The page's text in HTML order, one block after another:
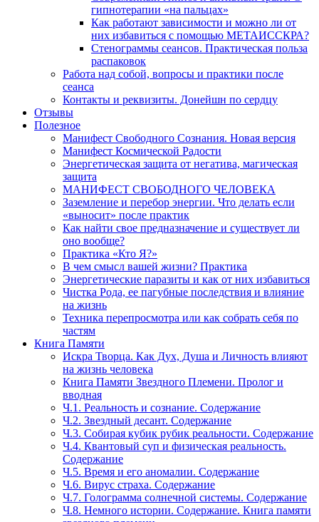
гипнотерапии «на пальцах»
Как работают зависимости и можно ли от
них избавиться с помощью МЕТАИССКРА?
Стенограммы сеансов. Практическая польза
распаковок
Работа над собой, вопросы и практики после
сеанса
Контакты и реквизиты. Донейшн по сердцу
Отзывы
Полезное
Манифест Свободного Сознания. Новая версия
Манифест Космической Радости
Энергетическая защита от негатива, магическая
защита
МАНИФЕСТ СВОБОДНОГО ЧЕЛОВЕКА
Заземление и перебор энергии. Что делать если
«выносит» после практик
Как найти свое предназначение и существует ли
оно вообще?
Практика «Кто Я?»
В чем смысл вашей жизни? Практика
Энергетические паразиты и как от них избавиться
Чистка Рода, ее пагубные последствия и влияние
на жизнь
Техника перепросмотра или как собрать себя по
частям
Книга Памяти
Искра Творца. Как Дух, Душа и Личность влияют
на жизнь человека
Книга Памяти Звездного Племени. Пролог и
вводная
Ч.1. Реальность и сознание. Содержание
Ч.2. Звездный десант. Содержание
Ч.3. Собирая кубик рубик реальности. Содержание
Ч.4. Квантовый суп и физическая реальность.
Содержание
Ч.5. Время и его аномалии. Содержание
Ч.6. Вирус страха. Содержание
Ч.7. Голограмма солнечной системы. Содержание
Ч.8. Немного истории. Содержание. Книга памяти